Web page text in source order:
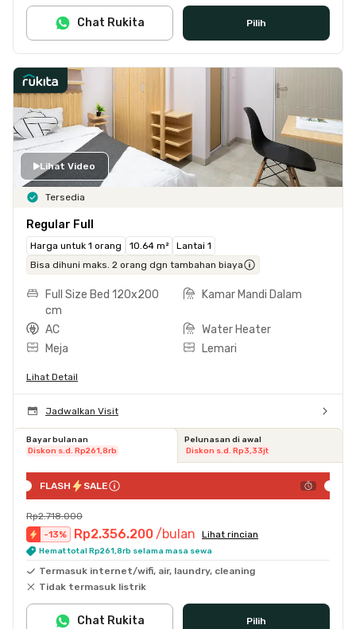
Pilih
Chat Rukita
Lihat Video
Tersedia
Regular Full
Harga untuk 1 orang 10.64 m²
Lantai 1
Bisa dihuni maks. 2 orang dgn tambahan biaya
Full Size Bed 120x200
cm
Kamar Mandi Dalam
AC
Water Heater
Meja
Lemari
Lihat Detail
Jadwalkan Visit
Bayar bulanan
Diskon s.d. Rp261,8rb
Pelunasan di awal
Diskon s.d. Rp3,33jt
FLASH SALE
Rp2.718.000
-13% Rp2.356.200 /bulan Lihat rincian
Hemat total Rp261,8rb selama masa sewa
Termasuk internet/wifi, air, laundry, cleaning
Tidak termasuk listrik
Pilih
Chat Rukita